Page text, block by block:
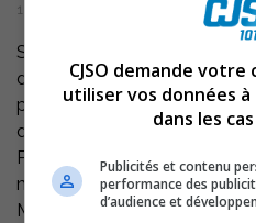
18 août 2003 | Par Équipe CJSO
Sorel-Tracy – Au
d’entrainement des
poursuit cette
d’entrainements à chaques
Parc Soleil. Les joueurs de
match bleu contre blanc
Mentionnons que la saison
CJSO demande
utiliser vos données
dans les
Publicités et contenu
performance des
d’audience et